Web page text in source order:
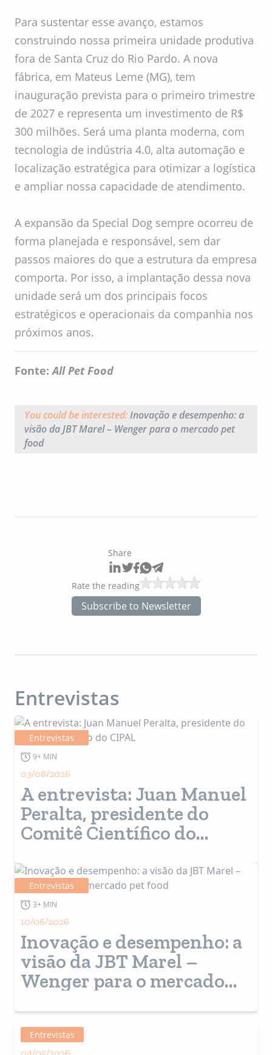
Para sustentar esse avanço, estamos
construindo nossa primeira unidade produtiva
fora de Santa Cruz do Rio Pardo. A nova
fábrica, em Mateus Leme (MG), tem
inauguração prevista para o primeiro trimestre
de 2027 e representa um investimento de R$
300 milhões. Será uma planta moderna, com
tecnologia de indústria 4.0, alta automação e
localização estratégica para otimizar a logística
e ampliar nossa capacidade de atendimento.
A expansão da Special Dog sempre ocorreu de
forma planejada e responsável, sem dar
passos maiores do que a estrutura da empresa
comporta. Por isso, a implantação dessa nova
unidade será um dos principais focos
estratégicos e operacionais da companhia nos
próximos anos.
Fonte:All Pet Food
You could be interested:Inovação e desempenho: a
visão da JBT Marel – Wenger para o mercado pet
food
Share
Rate the reading
Subscribe to Newsletter
Entrevistas
Entrevistas
9+ MIN
03/08/2026
A entrevista: Juan Manuel
Peralta, presidente do
Comitê Científico do
Entrevistas
3+ MIN
10/06/2026
Inovação e desempenho: a
visão da JBT Marel –
Wenger para o mercado
Entrevistas